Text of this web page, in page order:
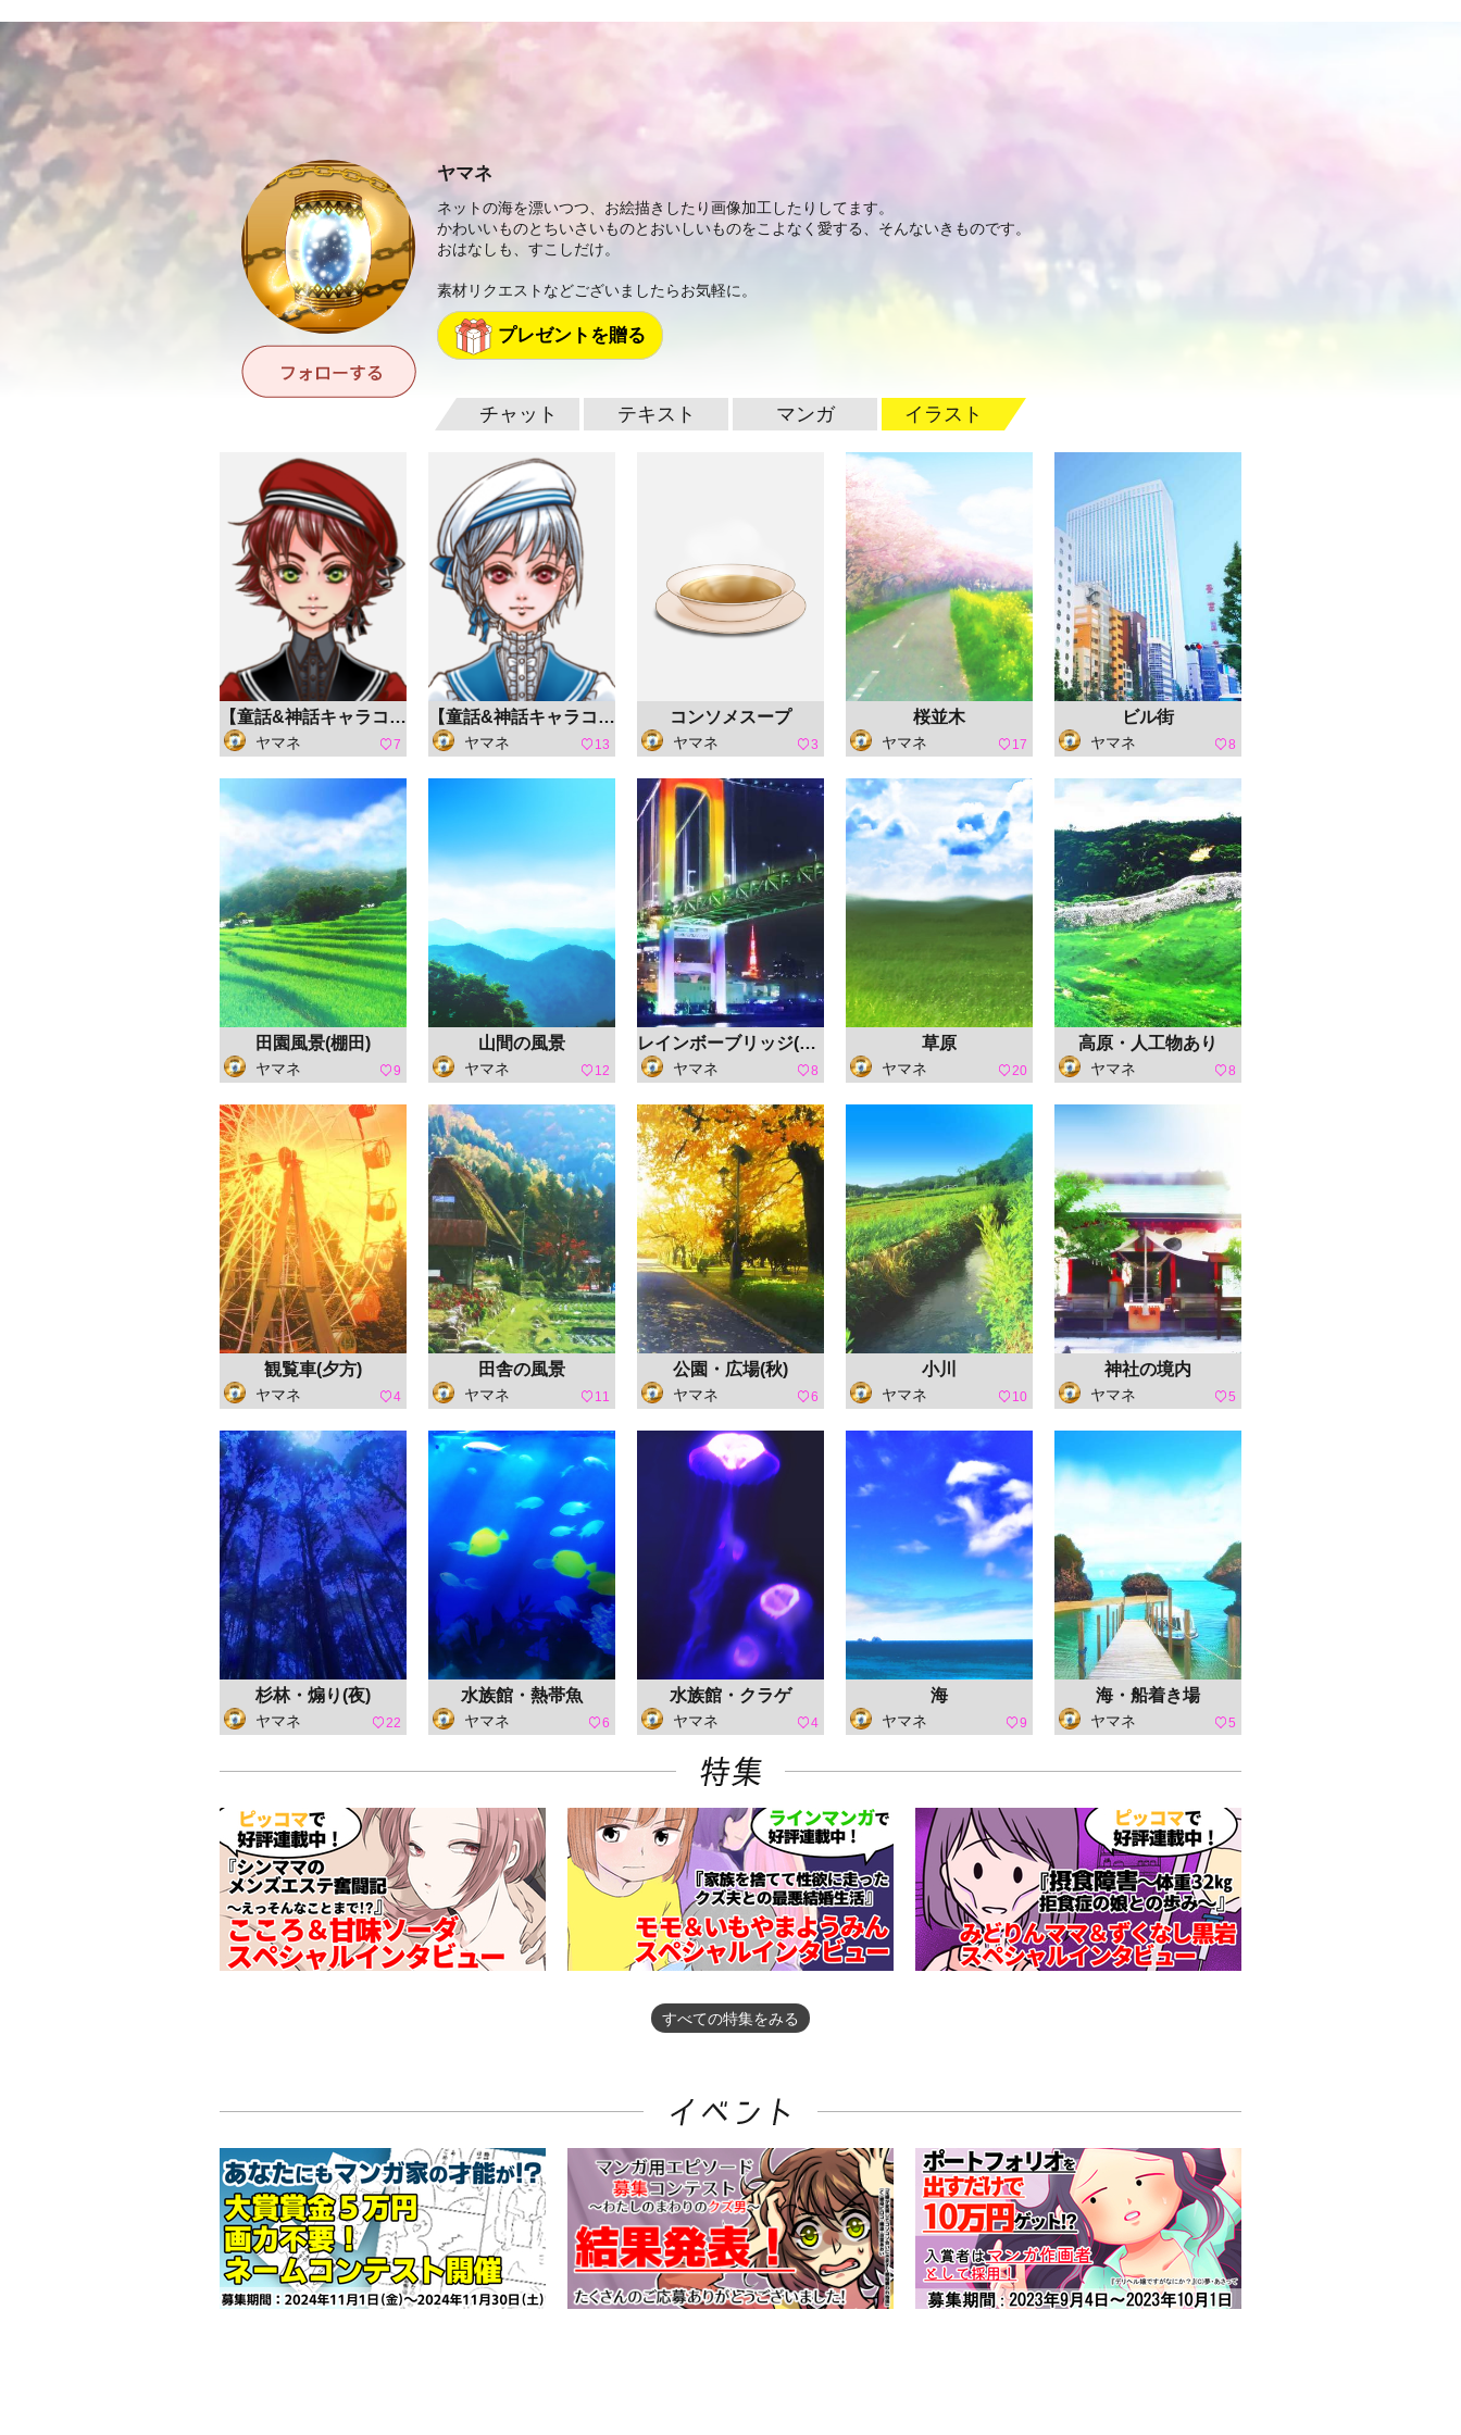
ヤマネ
ネットの海を漂いつつ、お絵描きしたり画像加工したりしてます。
かわいいものとちいさいものとおいしいものをこよなく愛する、そんないきものです。
おはなしも、すこしだけ。
素材リクエストなどございましたらお気軽に。
プレゼントを贈る
チャット テキスト マンガ イラスト
【童話&神話キャラコン】ばらあか
ヤマネ 7
【童話&神話キャラコン】ゆきしろ
ヤマネ 13
コンソメスープ
ヤマネ 3
桜並木
ヤマネ 17
ビル街
ヤマネ 8
田園風景(棚田)
ヤマネ 9
山間の風景
ヤマネ 12
レインボーブリッジ(夜景)
ヤマネ 8
草原
ヤマネ 20
高原・人工物あり
ヤマネ 8
観覧車(夕方)
ヤマネ 4
田舎の風景
ヤマネ 11
公園・広場(秋)
ヤマネ 6
小川
ヤマネ 10
神社の境内
ヤマネ 5
杉林・煽り(夜)
ヤマネ 22
水族館・熱帯魚
ヤマネ 6
水族館・クラゲ
ヤマネ 4
海
ヤマネ 9
海・船着き場
ヤマネ 5
すべての特集をみる